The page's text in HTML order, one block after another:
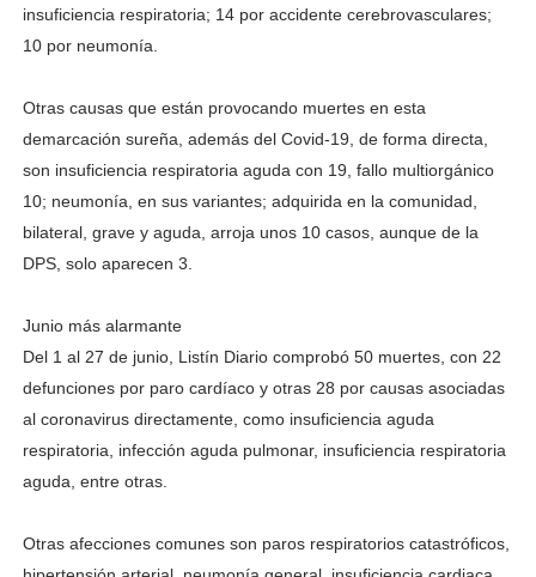
insuficiencia res­piratoria; 14 por acciden­te cerebrovasculares;
10 por neumonía.
Otras causas que están provocando muertes en esta
demarcación sureña, además del Covid-19, de forma direc­ta,
son insuficiencia respira­toria aguda con 19, fallo mul­tiorgánico
10; neumonía, en sus variantes; adquirida en la comunidad,
bilateral, grave y aguda, arroja unos 10 casos, aunque de la
DPS, solo apa­recen 3.
Junio más alarmante
Del 1 al 27 de junio, Listín Diario comprobó 50 muer­tes, con 22
defunciones por paro cardíaco y otras 28 por causas asociadas
al coronavi­rus directamente, como insu­ficiencia aguda
respiratoria, infección aguda pulmonar, insuficiencia respiratoria
aguda, entre otras.
Otras afecciones comunes son paros respiratorios catas­tróficos,